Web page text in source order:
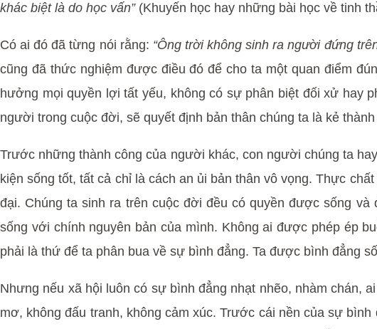
khác biệt là do học vấn”(Khuyến học hay những bài học về tinh
Có ai đó đã từng nói rằng: “Ông trời không sinh ra người đứng
cũng đã thức nghiệm được điều đó để cho ta một quan điểm
hưởng mọi quyền lợi tất yếu, không có sự phân biệt đối xử hay
người trong cuộc đời, sẽ quyết định bản thân chúng ta là kẻ
Trước những thành công của người khác, con người chúng ta
kiện sống tốt, tất cả chỉ là cách an ủi bản thân vô vọng. Thực
đại. Chúng ta sinh ra trên cuộc đời đều có quyền được sống
sống với chính nguyên bản của mình. Không ai được phép ép
phải là thứ để ta phân bua về sự bình đẳng. Ta được bình đẳng
Nhưng nếu xã hội luôn có sự bình đẳng nhạt nhẽo, nhàm chán,
mơ, không đấu tranh, không cảm xúc. Trước cái nền của sự